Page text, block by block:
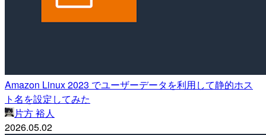
Amazon Linux 2023 でユーザーデータを利用して静的ホス
ト名を設定してみた
片方 裕人
2026.05.02